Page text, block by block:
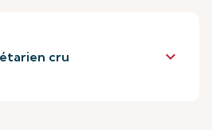
cru keyboard_arrow_down